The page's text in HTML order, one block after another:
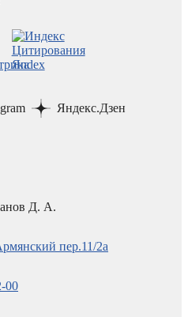
Яндекс.Дзен
Д. А.
пер.11/2а
00